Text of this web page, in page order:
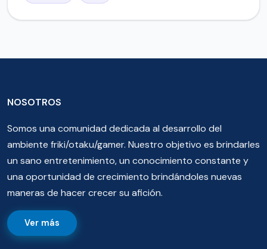
NOSOTROS
Somos una comunidad dedicada al desarrollo del
ambiente friki/otaku/gamer. Nuestro objetivo es brindarles
un sano entretenimiento, un conocimiento constante y
una oportunidad de crecimiento brindándoles nuevas
maneras de hacer crecer su afición.
Ver más